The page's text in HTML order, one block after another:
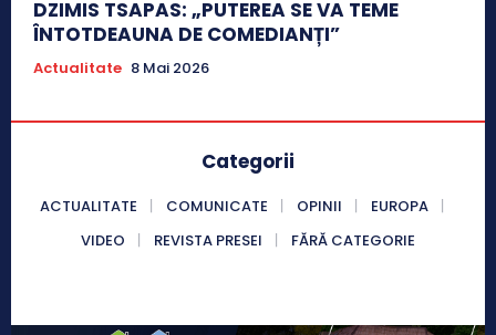
DZIMIS TSAPAS: „PUTEREA SE VA TEME
ÎNTOTDEAUNA DE COMEDIANȚI”
Actualitate 8 Mai 2026
Categorii
ACTUALITATE COMUNICATE OPINII
EUROPA
VIDEO
REVISTA PRESEI FĂRĂ CATEGORIE